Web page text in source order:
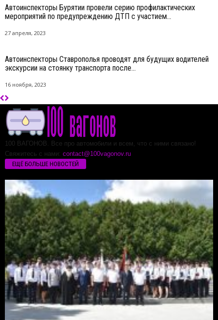
Автоинспекторы Бурятии провели серию профилактических
мероприятий по предупреждению ДТП с участием...
27 апреля, 2023
Автоинспекторы Ставрополья проводят для будущих водителей
экскурсии на стоянку транспорта после...
16 ноября, 2023
100 ВАГОНОВ. Все про автомобили и всем, что с ними связано!
Свяжитесь с нами: contact@100vagonov.ru
ЕЩЁ БОЛЬШЕ НОВОСТЕЙ